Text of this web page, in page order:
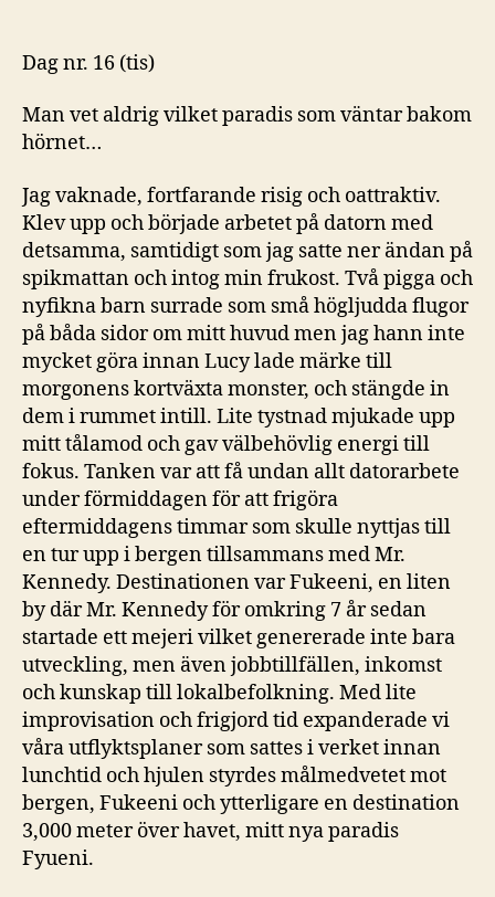
Dag nr. 16 (tis)
Man vet aldrig vilket paradis som väntar bakom
hörnet…
Jag vaknade, fortfarande risig och oattraktiv.
Klev upp och började arbetet på datorn med
detsamma, samtidigt som jag satte ner ändan på
spikmattan och intog min frukost. Två pigga och
nyfikna barn surrade som små högljudda flugor
på båda sidor om mitt huvud men jag hann inte
mycket göra innan Lucy lade märke till
morgonens kortväxta monster, och stängde in
dem i rummet intill. Lite tystnad mjukade upp
mitt tålamod och gav välbehövlig energi till
fokus. Tanken var att få undan allt datorarbete
under förmiddagen för att frigöra
eftermiddagens timmar som skulle nyttjas till
en tur upp i bergen tillsammans med Mr.
Kennedy. Destinationen var Fukeeni, en liten
by där Mr. Kennedy för omkring 7 år sedan
startade ett mejeri vilket genererade inte bara
utveckling, men även jobbtillfällen, inkomst
och kunskap till lokalbefolkning. Med lite
improvisation och frigjord tid expanderade vi
våra utflyktsplaner som sattes i verket innan
lunchtid och hjulen styrdes målmedvetet mot
bergen, Fukeeni och ytterligare en destination
3,000 meter över havet, mitt nya paradis
Fyueni.